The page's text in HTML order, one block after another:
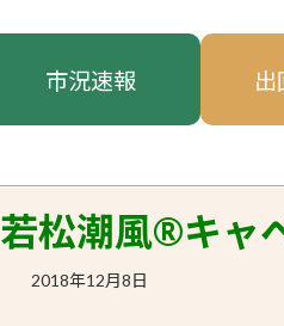
市況速報 出
若松潮風®キャ
2018年12月8日